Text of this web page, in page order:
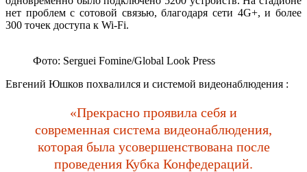
нет проблем с сотовой связью, благодаря сети 4G+, и более
300 точек доступа к Wi-Fi.
Фото: Serguei Fomine/Global Look Press
Евгений Юшков похвалился и системой видеонаблюдения :
«Прекрасно проявила себя и
современная система видеонаблюдения,
которая была усовершенствована после
проведения Кубка Конфедераций.